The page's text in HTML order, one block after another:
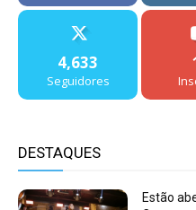
4,633
Seguidores
DESTAQUES
Estão